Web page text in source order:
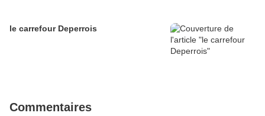
le carrefour Deperrois
Commentaires